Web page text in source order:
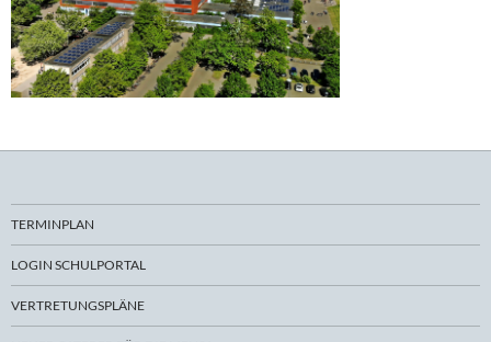
TERMINPLAN
LOGIN SCHULPORTAL
VERTRETUNGSPLÄNE